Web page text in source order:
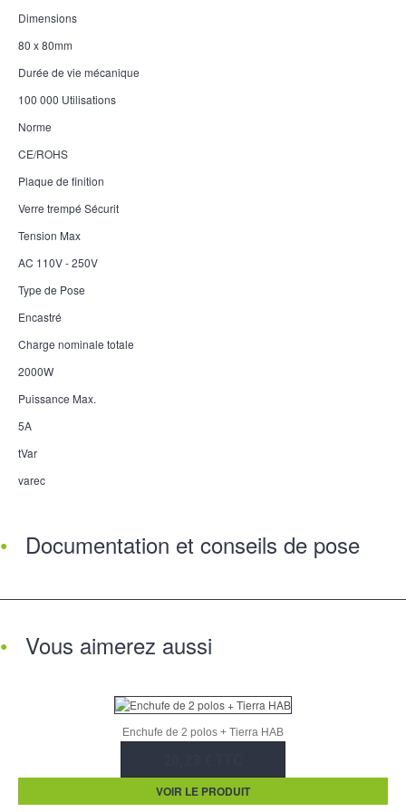
Dimensions
80 x 80mm
Durée de vie mécanique
100 000 Utilisations
Norme
CE/ROHS
Plaque de finition
Verre trempé Sécurit
Tension Max
AC 110V - 250V
Type de Pose
Encastré
Charge nominale totale
2000W
Puissance Max.
5A
tVar
varec
Documentation et conseils de pose
Vous aimerez aussi
Enchufe de 2 polos + Tierra HAB
VOIR LE PRODUIT